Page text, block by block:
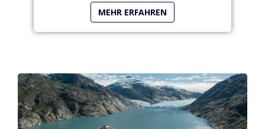
MEHR ERFAHREN